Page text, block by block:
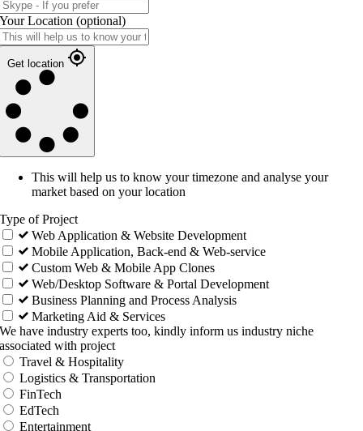
Your Location (optional)
Get location
This will help us to know your timezone and analyse your
market based on your location
Type of Project
Web Application & Website Development
Mobile Application, Back-end & Web-service
Custom Web & Mobile App Clones
Web/Desktop Software & Portal Development
Business Planning and Process Analysis
Marketing Aid & Services
We have industry experts too, kindly inform us industry niche
associated with project
Travel & Hospitality
Logistics & Transportation
FinTech
EdTech
Entertainment